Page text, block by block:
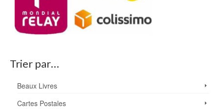
Trier par…
Beaux Livres
Cartes Postales